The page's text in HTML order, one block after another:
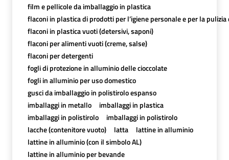
film e pellicole da imballaggio in plastica
flaconi in plastica di prodotti per l’igiene personale e per la pulizia
flaconi in plastica vuoti (detersivi, saponi)
flaconi per alimenti vuoti (creme, salse)
flaconi per detergenti
fogli di protezione in alluminio delle cioccolate
fogli in alluminio per uso domestico
gusci da imballaggio in polistirolo espanso
imballaggi in metallo
imballaggi in plastica
imballaggi in polistirolo
imballaggi in polistirolo
lacche (contenitore vuoto)
latta
lattine in alluminio
lattine in alluminio (con il simbolo AL)
lattine in alluminio per bevande